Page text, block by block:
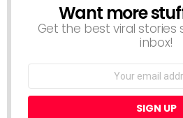
NEWSLETTER
Want more
Get the best viral stories
inbox!
Email